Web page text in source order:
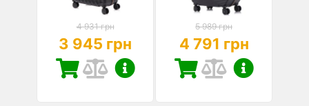
4 931 грн
3 945 грн
5 989 грн
4 791 грн